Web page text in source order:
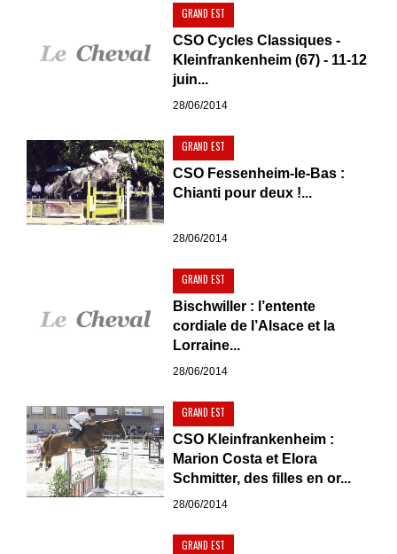
GRAND EST
CSO Cycles Classiques -
Kleinfrankenheim (67) - 11-12
juin...
28/06/2014
GRAND EST
CSO Fessenheim-le-Bas :
Chianti pour deux !...
28/06/2014
GRAND EST
Bischwiller : l’entente
cordiale de l’Alsace et la
Lorraine...
28/06/2014
GRAND EST
CSO Kleinfrankenheim :
Marion Costa et Elora
Schmitter, des filles en or...
28/06/2014
GRAND EST